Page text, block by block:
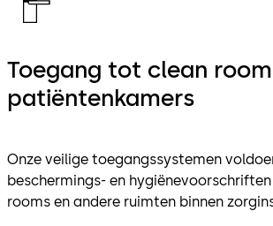
Toegang tot clean
patiëntenkamers
Onze veilige toegangssystemen
beschermings- en
rooms en andere ruimten binnen